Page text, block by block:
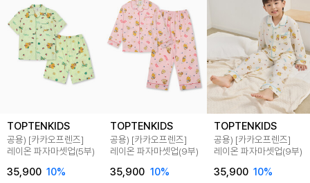
TOPTENKIDS
공용) [카카오프렌즈]
레이온 파자마셋업(5부)
35,900 10%
TOPTENKIDS
공용) [카카오프렌즈]
레이온 파자마셋업(9부)
35,900 10%
TOPTENKIDS
공용) [카카오프렌즈]
레이온 파자마셋업(9부)
35,900 10%